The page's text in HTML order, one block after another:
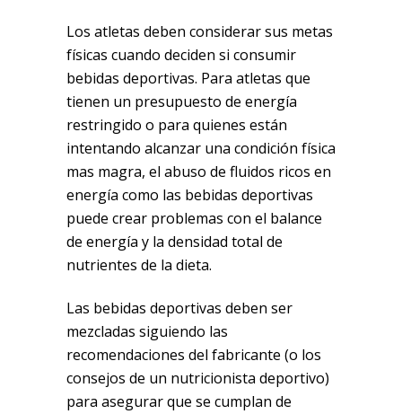
Los atletas deben considerar sus metas
físicas cuando deciden si consumir
bebidas deportivas. Para atletas que
tienen un presupuesto de energía
restringido o para quienes están
intentando alcanzar una condición física
mas magra, el abuso de fluidos ricos en
energía como las bebidas deportivas
puede crear problemas con el balance
de energía y la densidad total de
nutrientes de la dieta.
Las bebidas deportivas deben ser
mezcladas siguiendo las
recomendaciones del fabricante (o los
consejos de un nutricionista deportivo)
para asegurar que se cumplan de